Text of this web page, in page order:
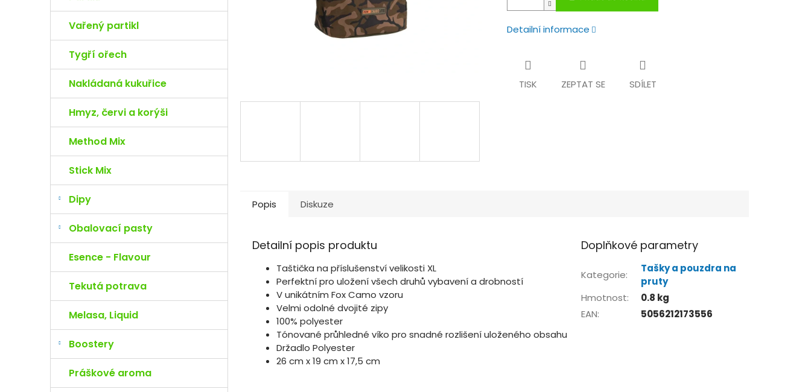
l
Vařený partikl
Tygří ořech
Nakládaná kukuřice
Hmyz, červi a korýši
Method Mix
Stick Mix
Dipy
Obalovací pasty
Esence - Flavour
Tekutá potrava
Melasa, Liquid
Boostery
Práškové aroma
Detailní informace
TISK ZEPTAT SE SDÍLET
Popis Diskuze
Detailní popis produktu
Taštička na příslušenství velikosti XL
Perfektní pro uložení všech druhů vybavení a drobností
V unikátním Fox Camo vzoru
Velmi odolné dvojité zipy
100% polyester
Tónované průhledné víko pro snadné rozlišení uloženého obsahu
Držadlo Polyester
26 cm x 19 cm x 17,5 cm
Doplňkové parametry
Kategorie:
Tašky a pouzdra na
pruty
Hmotnost:
0.8 kg
EAN: 5056212173556